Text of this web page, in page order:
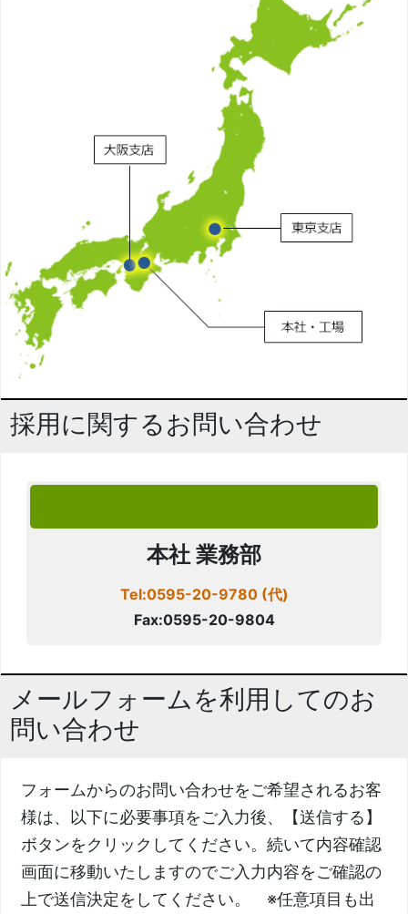
採用に関するお問い合わせ
本社 業務部
Tel:0595-20-9780 (代)
Fax:0595-20-9804
メールフォームを利用してのお
問い合わせ
フォームからのお問い合わせをご希望されるお客
様は、以下に必要事項をご入力後、【送信する】
ボタンをクリックしてください。続いて内容確認
画面に移動いたしますのでご入力内容をご確認の
上で送信決定をしてください。 ※任意項目も出